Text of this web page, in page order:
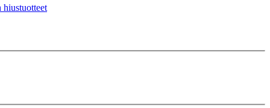
hiustuotteet